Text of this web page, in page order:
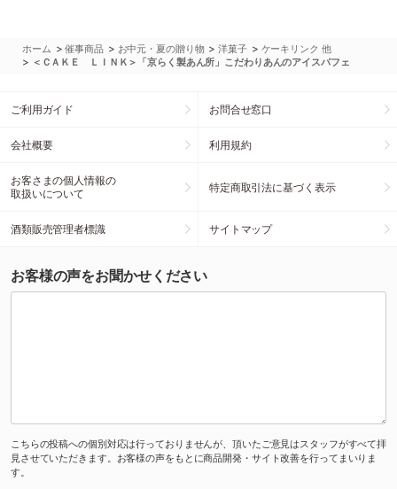
ホーム >催事商品 > お中元・夏の贈り物 >洋菓子 > ケーキリンク 他
> ＜ＣＡＫＥ ＬＩＮＫ＞「京らく製あん所」こだわりあんのアイスパフェ
ご利用ガイド お問合せ窓口
会社概要 利用規約
お客さまの個人情報の
取扱いについて
特定商取引法に基づく表示
酒類販売管理者標識 サイトマップ
お客様の声をお聞かせください
こちらの投稿への個別対応は行っておりませんが、頂いたご意見はスタッフがすべて拝
見させていただきます。お客様の声をもとに商品開発・サイト改善を行ってまいりま
す。